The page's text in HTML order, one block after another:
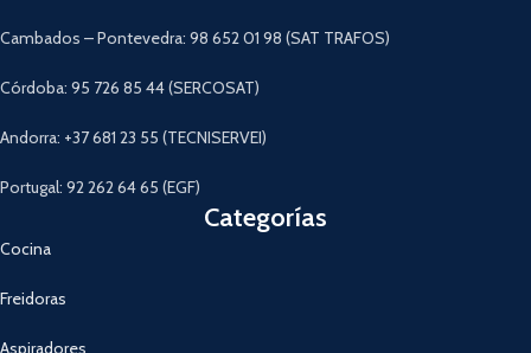
Cambados – Pontevedra: 98 652 01 98 (SAT TRAFOS)
Córdoba: 95 726 85 44 (SERCOSAT)
Andorra: +37 681 23 55 (TECNISERVEI)
Portugal: 92 262 64 65 (EGF)
Categorías
Cocina
Freidoras
Aspiradores